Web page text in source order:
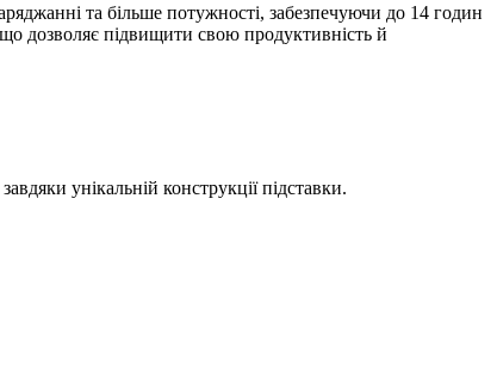
та більше потужності, забезпечуючи до 14 годин
дозволяє підвищити свою продуктивність й
унікальній конструкції підставки.